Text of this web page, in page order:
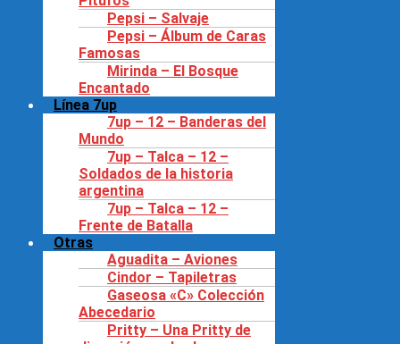
Pepsi – Salvaje
Pepsi – Álbum de Caras
Famosas
Mirinda – El Bosque
Encantado
Línea 7up
7up – 12 – Banderas del
Mundo
7up – Talca – 12 –
Soldados de la historia
argentina
7up – Talca – 12 –
Frente de Batalla
Otras
Aguadita – Aviones
Cindor – Tapiletras
Gaseosa «C» Colección
Abecedario
Pritty – Una Pritty de